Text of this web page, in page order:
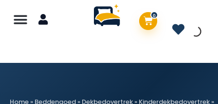
0
Home » Beddengoed » Dekbedovertrek » Kinderdekbedovertrek »